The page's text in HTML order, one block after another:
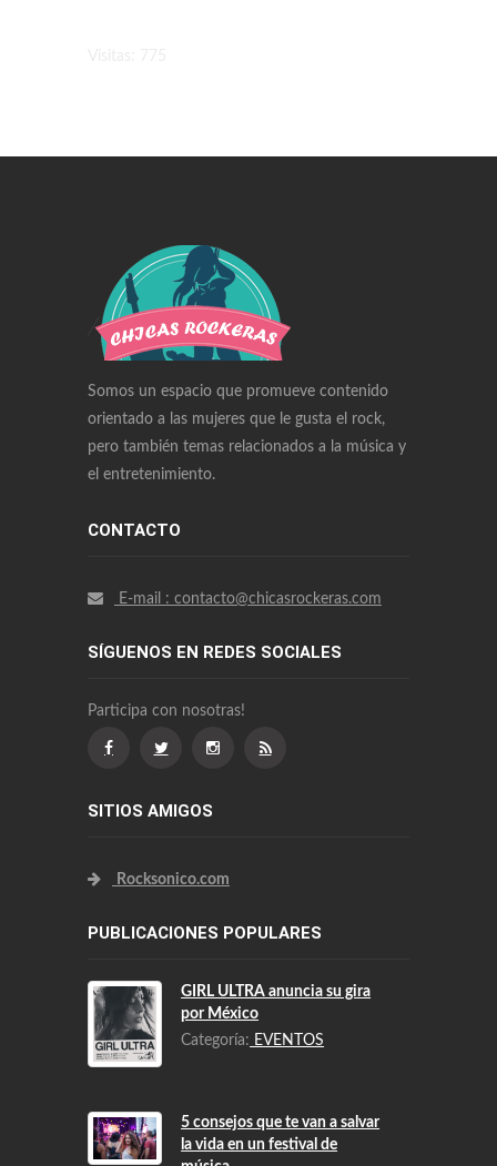
Somos un espacio que promueve contenido
orientado a las mujeres que le gusta el rock,
pero también temas relacionados a la música y
el entretenimiento.
CONTACTO
E-mail : contacto@chicasrockeras.com
SÍGUENOS EN REDES SOCIALES
Participa con nosotras!
SITIOS AMIGOS
Rocksonico.com
Swiss Replica Watches
Audemars Piguet Watches Replica
Rolex Watches Replica
Richard Mille Watches Replica
Omega Watches Replica
PUBLICACIONES POPULARES
GIRL ULTRA anuncia su gira
por México
Categoría:EVENTOS
5 consejos que te van a salvar
la vida en un festival de